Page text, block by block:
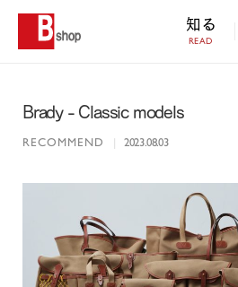
知る
READ
Brady - Classic models
RECOMMEND | 2023.08.03